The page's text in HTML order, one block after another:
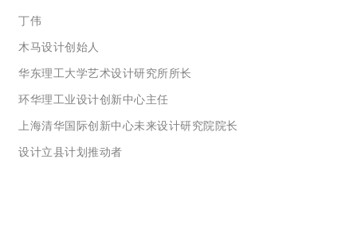
丁伟
木马设计创始人
华东理工大学艺术设计研究所所长
环华理工业设计创新中心主任
上海清华国际创新中心未来设计研究院院长
设计立县计划推动者